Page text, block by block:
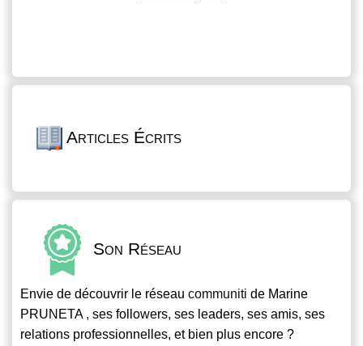
Articles Écrits
Son Réseau
Envie de découvrir le réseau communiti de Marine
PRUNETA , ses followers, ses leaders, ses amis, ses
relations professionnelles, et bien plus encore ?